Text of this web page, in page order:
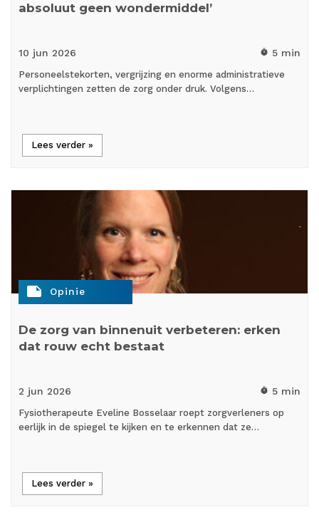
absoluut geen wondermiddel’
10 jun 2026 timer 5 min
Personeelstekorten, vergrijzing en enorme administratieve
verplichtingen zetten de zorg onder druk. Volgens…
Lees verder »
note Opinie
De zorg van binnenuit verbeteren: erken
dat rouw echt bestaat
2 jun 2026 timer 5 min
Fysiotherapeute Eveline Bosselaar roept zorgverleners op
eerlijk in de spiegel te kijken en te erkennen dat ze…
Lees verder »